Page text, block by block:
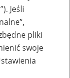
50+
Jeśli
pliki
swoje